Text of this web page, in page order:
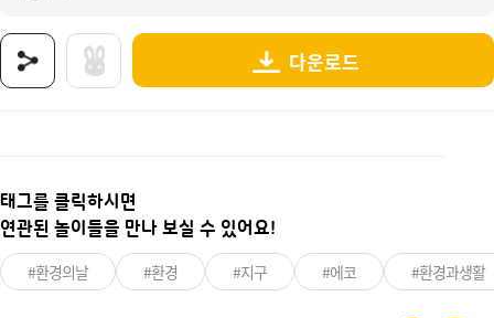
다운로드
태그를 클릭하시면
연관된 놀이들을 만나 보실 수 있어요!
#환경의날 #환경 #지구 #에코 #환경과생활